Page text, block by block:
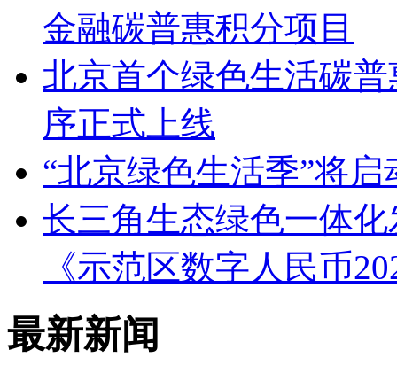
金融碳普惠积分项目
北京首个绿色生活碳
序正式上线
“北京绿色生活季”将
长三角生态绿色一体
《示范区数字人民币
最新新闻